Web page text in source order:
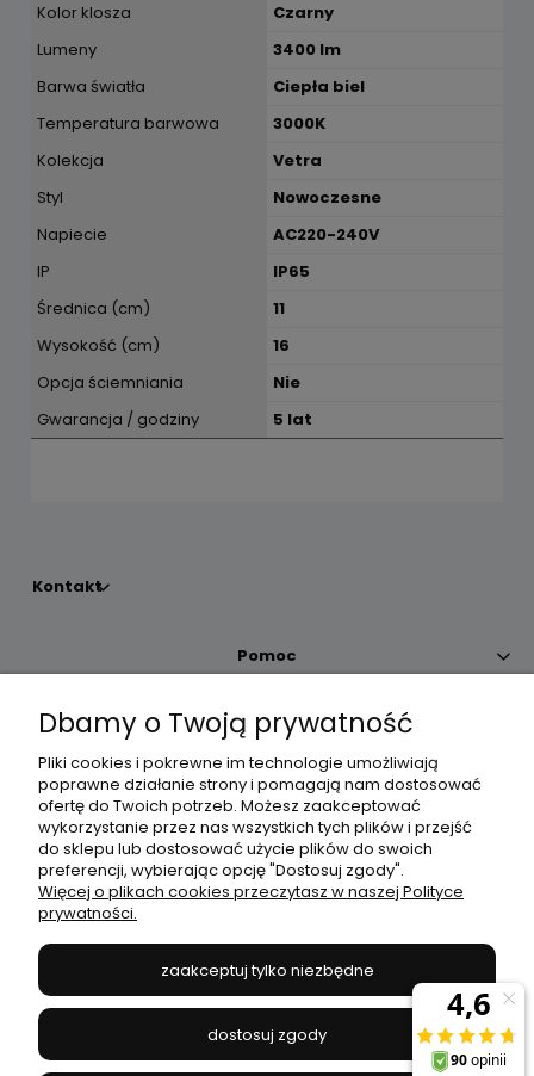
Kolor klosza
Czarny
Lumeny
3400 lm
Barwa światła
Ciepła biel
Temperatura barwowa
3000K
Kolekcja
Vetra
Styl
Nowoczesne
Napiecie
AC220-240V
IP
IP65
Średnica (cm)
11
Wysokość (cm)
16
Opcja ściemniania
Nie
Gwarancja / godziny
5 lat
Kontakt
Pomoc
Moje konto
Płatności i dostawa
Informacje
JANEX
669-050-03-43
504 545 749//E-mail:sklep@janexmarket.pl
Dbamy o Twoją prywatność
Pliki cookies i pokrewne im technologie umożliwiają
poprawne działanie strony i pomagają nam dostosować
ofertę do Twoich potrzeb. Możesz zaakceptować
wykorzystanie przez nas wszystkich tych plików i przejść
do sklepu lub dostosować użycie plików do swoich
preferencji, wybierając opcję "Dostosuj zgody".
Więcej o plikach cookies przeczytasz w naszej Polityce
prywatności.
zaakceptuj tylko niezbędne
dostosuj zgody